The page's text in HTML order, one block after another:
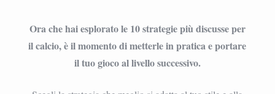
Ora che hai esplorato le 10 strategie più discusse per
il calcio, è il momento di metterle in pratica e portare
il tuo gioco al livello successivo.